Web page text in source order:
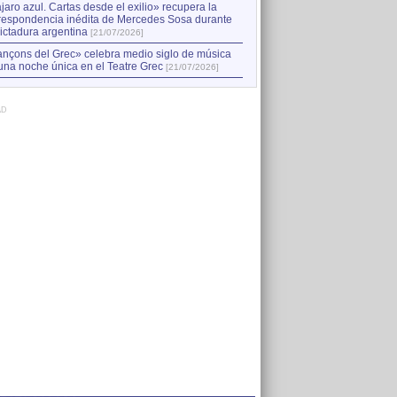
azul. Cartas desde el exilio» recupera la
inédita de Mercedes Sosa durante
argentina [21/07/2026]
del Grec» celebra medio siglo de música
noche única en el Teatre Grec [21/07/2026]